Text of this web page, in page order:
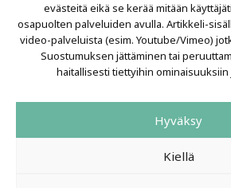
evästeitä eikä se kerää mitään
osapuolten palveluiden avulla. Artikkeli-
video-palveluista (esim. Youtube/Vimeo)
Suostumuksen jättäminen tai
haitallisesti tiettyihin ominaisuuksiin
Hyväksy
Kiellä
VIIMEISIMMÄT ARTIKKELIT
LAINIT 2025: Tarhapäivä
Urbaani Zine